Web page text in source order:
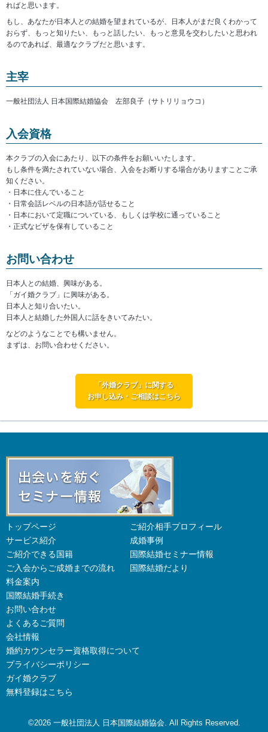
ればと思います。
もし、あなたが日本人との結婚を望まれているが、日本人がまだ良くわかって
おらず、もっと知りたい、もっと話したい、もっと意見を交わしたいと思われ
るのであれば、最適なクラブだと思います。
主宰
一般社団法人 日本国際結婚協会 左部良子（サトリリョウコ）
入会資格
本クラブの入会にあたり、以下の条件をお願いいたします。
もし条件を満たされていない場合、入会をお断りする場合がありますことご承
知ください。
日本に住んでいること
日常会話レベルの日本語が話せること
日本において定職についている、もしくは学校に通っていること
正式なビザを保有していること
お問い合わせ
日本人との結婚、興味がある。
「ガイ婚クラブ」に興味がある。
日本人と知り合いたい。
日本人と結婚した外国人に話をきいてみたい。
などのようなことでも構いません。
まずは、お問い合わせください。
「外婚クラブ」に関する
お申し込み・ご相談はこちら
トップページ
サービス紹介
ご紹介できる国籍
ご入会からご成婚までの流れ
料金案内
国際結婚手続き
ご紹介相手プロフィール
成婚事例
国際結婚セミナー情報
国際結婚だより
お問い合わせ
よくあるご質問
会社情報
婚約カウンセラー資格取得について
プライバシーポリシー
ガイ婚クラブ
無料登録はこちら
©2026 一般社団法人 日本国際結婚協会. All Rights Reserved.